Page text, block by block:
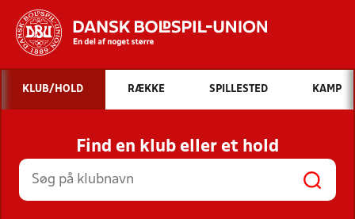
Hvad vil du søge efter?
INDHOLD OG NYHEDER
STILLINGER, RESULTATER, KLUBBER OG
HOLD
KLUB/HOLD RÆKKE SPILLESTED KAMP
Find en klub eller et hold